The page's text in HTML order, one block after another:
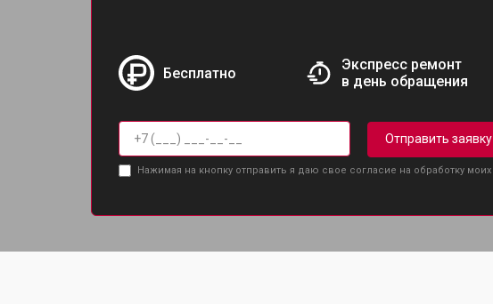
Бесплатно
Экспресс ремонт
в день обращения
Отправить заявку
Нажимая на кнопку отправить я даю свое согласие на обработку моих